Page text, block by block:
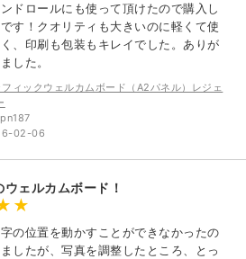
ドロールにも使って頂けたので購入し
す！クオリティも大きいのに軽くて使
、印刷も包装もキレイでした。ありが
した。
ィックウェルカムボード（A2パネル）レジェ
02-06
ェルカムボード！
の位置を動かすことができなかったの
したが、写真を調整したところ、とっ